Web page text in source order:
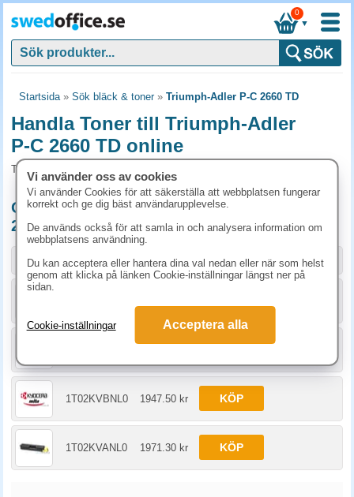
▼
0
Startsida» Sök bläck & toner» Triumph-Adler P-C 2660 TD
Handla Toner till Triumph-Adler
P-C 2660 TD online
Toner och tillbehör som passar till Triumph-Adler P-C 2660 TD
Originalprodukter till Triumph-Adler P-C
2660 TD
Storlek / info Art.nr
1T02KVBNL0 1947.50 kr KÖP
1T02KVANL0 1971.30 kr KÖP
Vi använder oss av cookies
Vi använder Cookies för att säkerställa att webbplatsen fungerar
korrekt och ge dig bäst användarupplevelse.
De används också för att samla in och analysera information om
webbplatsens användning.
Du kan acceptera eller hantera dina val nedan eller när som helst
genom att klicka på länken Cookie-inställningar längst ner på
sidan.
Cookie-inställningar Acceptera alla